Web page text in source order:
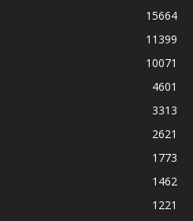
15664
11399
10071
4601
3313
2621
1773
1462
1221